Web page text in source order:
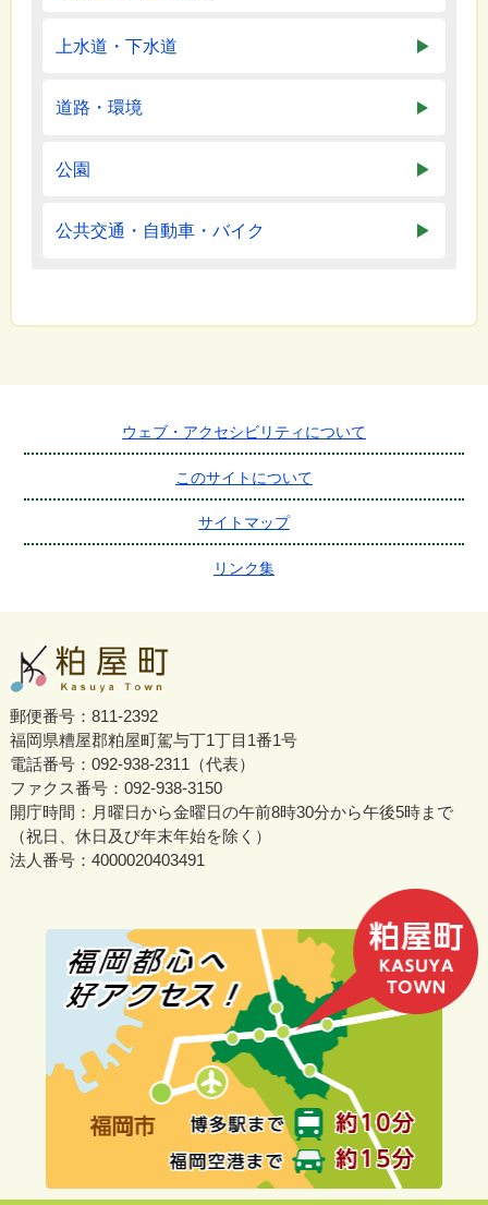
上水道・下水道
道路・環境
公園
公共交通・自動車・バイク
ウェブ・アクセシビリティについて
このサイトについて
サイトマップ
リンク集
郵便番号：811-2392
福岡県糟屋郡粕屋町駕与丁1丁目1番1号
電話番号：092-938-2311（代表）
ファクス番号：092-938-3150
開庁時間：月曜日から金曜日の午前8時30分から午後5時まで
（祝日、休日及び年末年始を除く）
法人番号：4000020403491